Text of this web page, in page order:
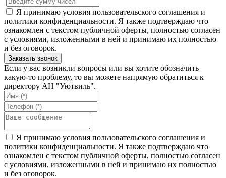
Я принимаю условия пользовательского соглашения и
политики конфиденциальности. Я также подтверждаю что
ознакомлен с текстом публичной оферты, полностью согласен
с условиями, изложенными в ней и принимаю их полностью
и без оговорок.
Если у вас возникли вопросы или вы хотите обозначить
какую-то проблему, то вы можете напрямую обратиться к
директору АН "Уютвиль".
Я принимаю условия пользовательского соглашения и
политики конфиденциальности. Я также подтверждаю что
ознакомлен с текстом публичной оферты, полностью согласен
с условиями, изложенными в ней и принимаю их полностью
и без оговорок.